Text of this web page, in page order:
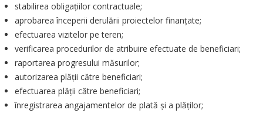
stabilirea obligațiilor contractuale;
aprobarea începerii derulării proiectelor finanțate;
efectuarea vizitelor pe teren;
verificarea procedurilor de atribuire efectuate de beneficiari;
raportarea progresului măsurilor;
autorizarea plății către beneficiari;
efectuarea plății către beneficiari;
înregistrarea angajamentelor de plată și a plăților;